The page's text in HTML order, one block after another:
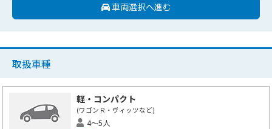
車両選択へ進む
取扱車種
軽・コンパクト
(ワゴンＲ・ヴィッツなど)
4～5人